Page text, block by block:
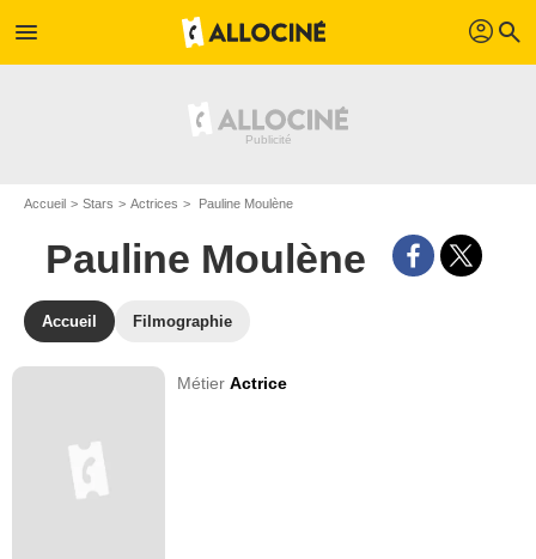
menu profil search
Accueil Stars Actrices Pauline Moulène
Pauline Moulène
Accueil Filmographie
MétierActrice